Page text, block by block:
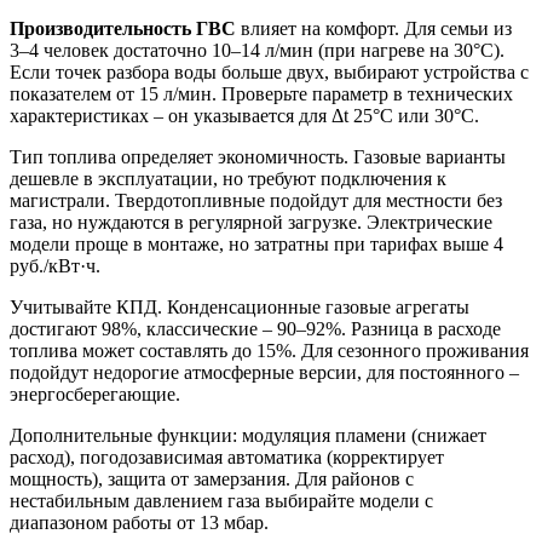
Производительность ГВС влияет на комфорт. Для семьи из
3–4 человек достаточно 10–14 л/мин (при нагреве на 30°C).
Если точек разбора воды больше двух, выбирают устройства с
показателем от 15 л/мин. Проверьте параметр в технических
характеристиках – он указывается для Δt 25°C или 30°C.
Тип топлива определяет экономичность. Газовые варианты
дешевле в эксплуатации, но требуют подключения к
магистрали. Твердотопливные подойдут для местности без
газа, но нуждаются в регулярной загрузке. Электрические
модели проще в монтаже, но затратны при тарифах выше 4
руб./кВт·ч.
Учитывайте КПД. Конденсационные газовые агрегаты
достигают 98%, классические – 90–92%. Разница в расходе
топлива может составлять до 15%. Для сезонного проживания
подойдут недорогие атмосферные версии, для постоянного –
энергосберегающие.
Дополнительные функции: модуляция пламени (снижает
расход), погодозависимая автоматика (корректирует
мощность), защита от замерзания. Для районов с
нестабильным давлением газа выбирайте модели с
диапазоном работы от 13 мбар.